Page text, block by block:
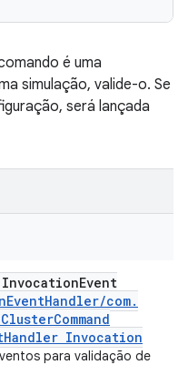
é uma
simulação, valide-o. Se
será lançada
InvocationEvent
EventHandler/com.
ClusterCommand
Handler Invocation
para validação de